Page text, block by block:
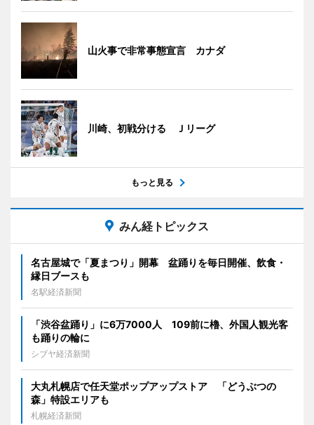
山火事で非常事態宣言 カナダ
川崎、初戦分ける Ｊリーグ
もっと見る
みん経トピックス
名古屋城で「夏まつり」開幕 盆踊りを毎日開催、飲食・
縁日ブースも
名駅経済新聞
「渋谷盆踊り」に6万7000人 109前に櫓、外国人観光客
も踊りの輪に
シブヤ経済新聞
大丸札幌店で任天堂ポップアップストア 「どうぶつの
森」特設エリアも
札幌経済新聞